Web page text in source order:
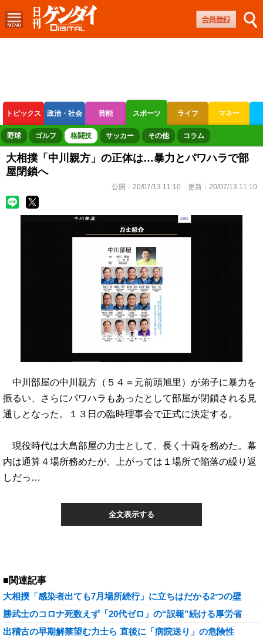
トピックス 政治・社会 芸能 スポーツ ライフ マネー
ボートレース 競輪 オートレース
野球 ゴルフ 格闘技 サッカー その他 コラム
大相撲「中川親方」の正体は…暴力とパワハラで部
屋閉鎖へ
公開： 20/07/13 11:10 更新： 20/07/13 11:10
中川部屋の中川親方（５４＝元前頭旭里）が弟子に暴力を
振るい、さらにパワハラもあったとして部屋が閉鎖される見
通しとなった。１３日の臨時理事会で正式に決定する。
現役時代は大島部屋の力士として、長く十両を務めた。幕
内は通算４場所務めたが、上がっては１場所で陥落の繰り返
しだっ…
全文表示する
■関連記事
大相撲「感染者出ても7月場所続行」に立ちはだかる2つの壁
勝武士のコロナ死数えず「20代ゼロ」の“誤報”続ける厚労省
出稽古の早期解禁望む力士ら 直後に「病院送り」の危険性